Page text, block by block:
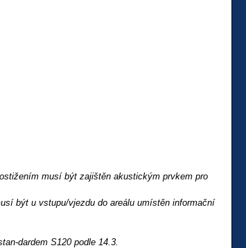
musí být zajištěn akustickým prvkem pro
být u vstupu/vjezdu do areálu umístěn informační
dardem S120 podle 14.3.